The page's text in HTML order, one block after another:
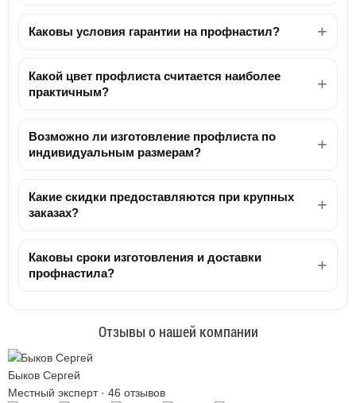
Каковы условия гарантии на профнастил?
Какой цвет профлиста считается наиболее
практичным?
Возможно ли изготовление профлиста по
индивидуальным размерам?
Какие скидки предоставляются при крупных
заказах?
Каковы сроки изготовления и доставки
профнастила?
Отзывы о нашей компании
Быков Сергей
Местный эксперт · 46 отзывов